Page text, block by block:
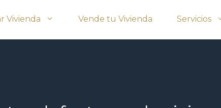
Vivienda Vende tu Vivienda Servicios